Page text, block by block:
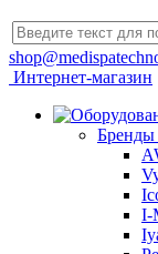
Интернет-магазин
Бренды
I-